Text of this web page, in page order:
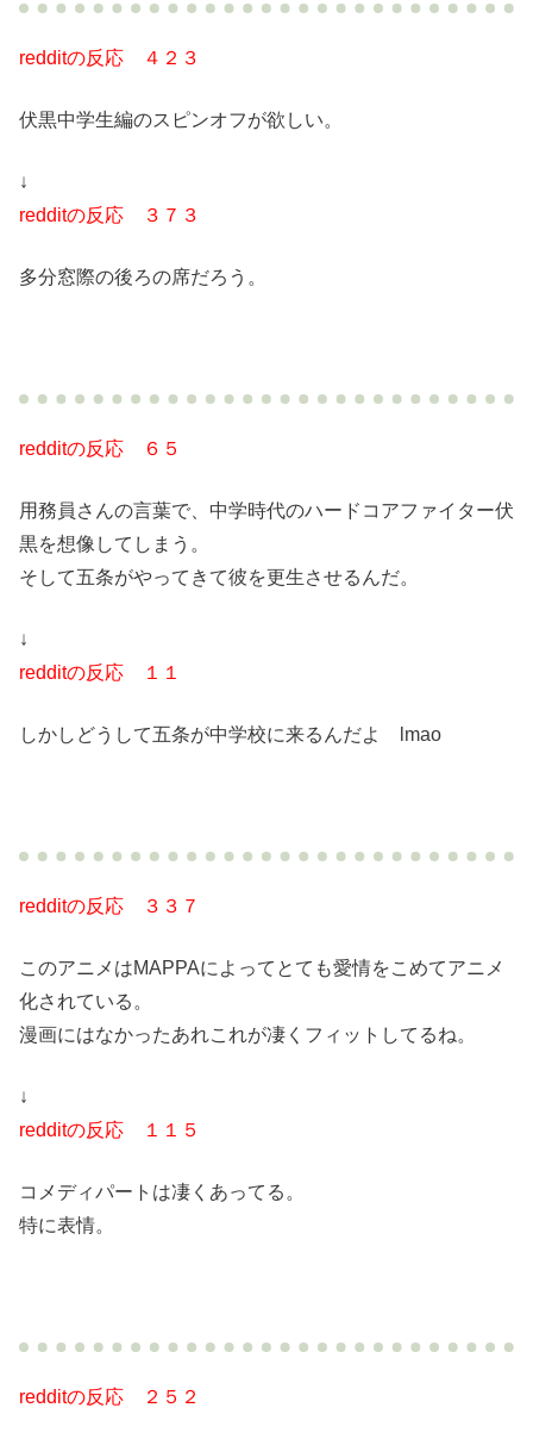
redditの反応 ４２３
伏黒中学生編のスピンオフが欲しい。
↓
redditの反応 ３７３
多分窓際の後ろの席だろう。
redditの反応 ６５
用務員さんの言葉で、中学時代のハードコアファイター伏
黒を想像してしまう。
そして五条がやってきて彼を更生させるんだ。
↓
redditの反応 １１
しかしどうして五条が中学校に来るんだよ lmao
redditの反応 ３３７
このアニメはMAPPAによってとても愛情をこめてアニメ
化されている。
漫画にはなかったあれこれが凄くフィットしてるね。
↓
redditの反応 １１５
コメディパートは凄くあってる。
特に表情。
redditの反応 ２５２